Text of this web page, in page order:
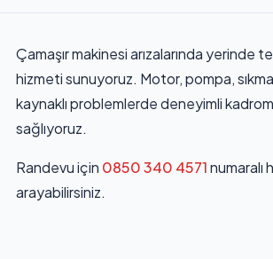
Çamaşır makinesi arızalarında yerinde
hizmeti sunuyoruz. Motor, pompa,
kaynaklı problemlerde deneyimli
sağlıyoruz.
Randevu için 0850 340 4571numaralı
arayabilirsiniz.